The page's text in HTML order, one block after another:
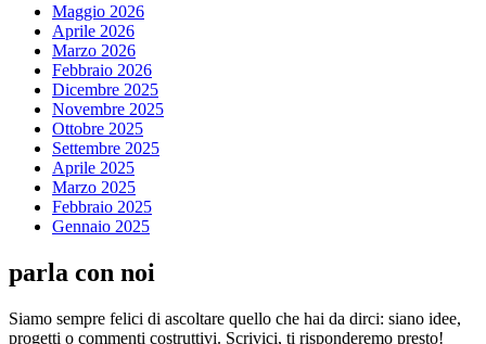
Maggio 2026
Aprile 2026
Marzo 2026
Febbraio 2026
Dicembre 2025
Novembre 2025
Ottobre 2025
Settembre 2025
Aprile 2025
Marzo 2025
Febbraio 2025
Gennaio 2025
parla con noi
Siamo sempre felici di ascoltare quello che hai da dirci: siano idee,
progetti o commenti costruttivi. Scrivici, ti risponderemo presto!